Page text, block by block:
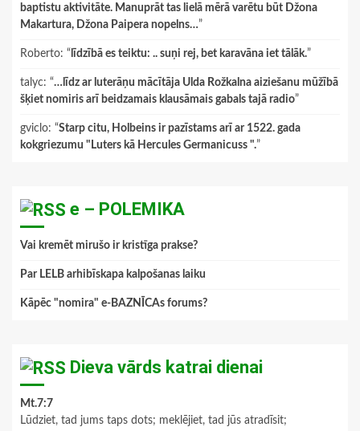
baptistu aktivitāte. Manuprāt tas lielā mērā varētu būt Džona
Makartura, Džona Paipera nopelns…”
Roberto: “ līdzībā es teiktu: .. suņi rej, bet karavāna iet tālāk.”
talyc: “…līdz ar luterāņu mācītāja Ulda Rožkalna aiziešanu mūžībā
šķiet nomiris arī beidzamais klausāmais gabals tajā radio”
gviclo: “Starp citu, Holbeins ir pazīstams arī ar 1522. gada
kokgriezumu "Luters kā Hercules Germanicuss ".”
e – POLEMIKA
Vai kremēt mirušo ir kristīga prakse?
Par LELB arhibīskapa kalpošanas laiku
Kāpēc "nomira" e-BAZNĪCAs forums?
Dieva vārds katrai dienai
Mt.7:7
Lūdziet, tad jums taps dots; meklējiet, tad jūs atradīsit;